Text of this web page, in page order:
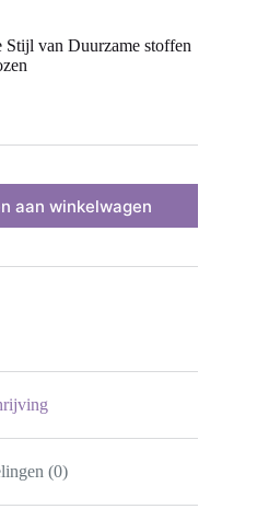
Stijl van Duurzame stoffen
aan winkelwagen
(0)